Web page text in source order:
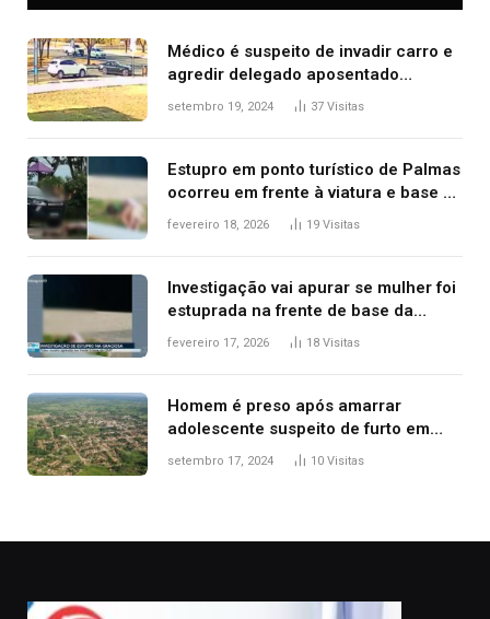
Médico é suspeito de invadir carro e
agredir delegado aposentado
durante confusão no trânsito
setembro 19, 2024 37 Visitas
Estupro em ponto turístico de Palmas
ocorreu em frente à viatura e base de
segurança; polícia investiga
fevereiro 18, 2026 19 Visitas
Investigação vai apurar se mulher foi
estuprada na frente de base da
Guarda Metropolitana de Palmas, diz
fevereiro 17, 2026 18 Visitas
Homem é preso após amarrar
adolescente suspeito de furto em
estaca de cerca e agredi-lo
setembro 17, 2024 10 Visitas